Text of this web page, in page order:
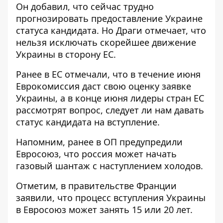
Он добавил, что сейчас трудно
прогнозировать предоставление Украине
статуса кандидата. Но Драги отмечает, что
нельзя исключать скорейшее движение
Украины в сторону ЕС.
Ранее в ЕС отмечали, что в течение июня
Еврокомиссия даст свою оценку заявке
Украины, а в конце июня лидеры стран ЕС
рассмотрят вопрос, следует ли нам давать
статус кандидата на вступление.
Напомним, ранее в ОП предупредили
Евросоюз, что россия может начать
газовый шантаж с наступлением холодов.
Отметим, в правительстве Франции
заявили, что процесс вступления Украины
в Евросоюз может занять 15 или 20 лет.